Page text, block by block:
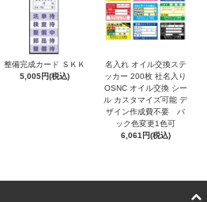
整備完成カード ＳＫＫ
5,005円(税込)
名入れ オイル交換ステ
ッカー 200枚 社名入り
OSNC オイル交換 シー
ル カスタマイズ可能 デ
ザイン作成費不要 バ
ック色変更1色可
6,061円(税込)